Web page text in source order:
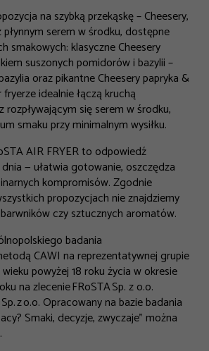
na szybką przekąskę–Cheesery,
serem wśrodku, dostępne
smakowych: klasyczneCheesery
suszonych pomidorów i bazylii–
oraz pikantneCheesery papryka &
idealnie łączą kruchą
się serem w środku,
smaku przy minimalnym wysiłku.
AIR FRYER to odpowiedź
— ułatwia gotowanie, oszczędza
kompromisów. Zgodnie
propozycjach nie znajdziemy
czy sztucznych aromatów.
badania
CAWI na reprezentatywnej grupie
powyżej 18 roku życia w okresie
na zlecenie FRoSTA Sp. z o.o.
z o.o. Opracowany na bazie badania
Smaki, decyzje, zwyczaje” można
.